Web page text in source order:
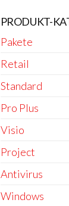
PRODUKT-
Pakete
Retail
Standard
Pro Plus
Visio
Project
Antivirus
Windows